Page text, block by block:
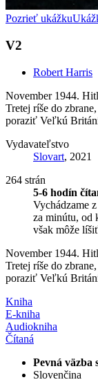
Pozrieť ukážku
V2
Robert Harris
November 1944.
Tretej ríše do
poraziť Veľkú
Vydavateľstvo
Slovart, 2021
264 strán
5-6 hodín
Vychádzame
za minútu, od
však môže
November 1944.
Tretej ríše do
poraziť Veľkú
Kniha
E-kniha
Audiokniha
Čítaná
Pevná väzba
Slovenčina